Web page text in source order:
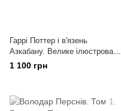
Гаррі Поттер і в'язень
Азкабану. Велике ілюстроване
видання
1 100 грн